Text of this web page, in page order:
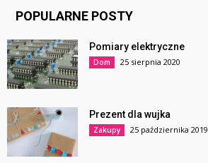
POPULARNE POSTY
Pomiary elektryczne
Dom 25 sierpnia 2020
Prezent dla wujka
Zakupy 25 października 2019